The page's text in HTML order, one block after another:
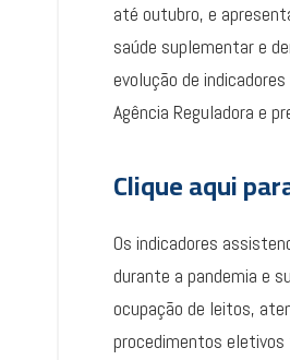
até outubro, e
saúde suplementar e
evolução de
Agência Reguladora e
Clique aqui
Os indicadores
durante a pandemia e
ocupação de leitos,
procedimentos eletivos